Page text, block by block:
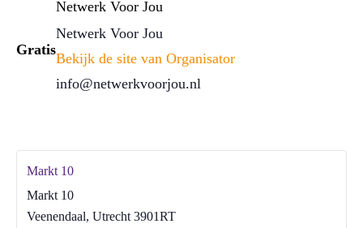
Gratis
Netwerk Voor Jou
Netwerk Voor Jou
Bekijk de site van Organisator
info@netwerkvoorjou.nl
Markt 10
Markt 10
Veenendaal, Utrecht 3901RT